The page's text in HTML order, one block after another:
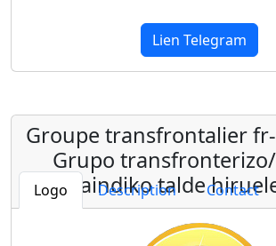
Lien Telegram
Groupe transfrontalier
Grupo
gaindiko talde
Logo Description Contact